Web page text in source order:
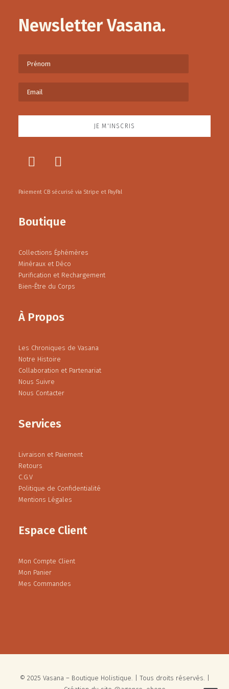
Newsletter Vasana.
Paiement CB sécurisé via Stripe et PayPal
Boutique
Collections Éphémères
Minéraux et Déco
Purification et Rechargement
Bien-Être du Corps
À Propos
Les Chroniques de Vasana
Notre Histoire
Collaboration et Partenariat
Nous Suivre
Nous Contacter
Services
Livraison et Paiement
Retours
C.G.V
Politique de Confidentialité
Mentions Légales
Espace Client
Mon Compte Client
Mon Panier
Mes Commandes
© 2025 Vasana – Boutique Holistique. | Tous droits réservés. |